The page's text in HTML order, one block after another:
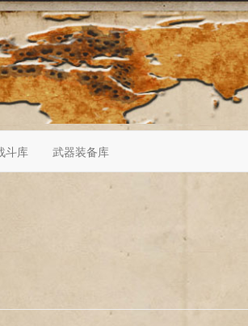
斗库 武器装备库